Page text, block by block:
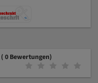
( 0 Bewertungen)